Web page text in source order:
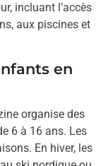
incluant l’accès
aux piscines et
en
organise des
6 à 16 ans. Les
En hiver, les